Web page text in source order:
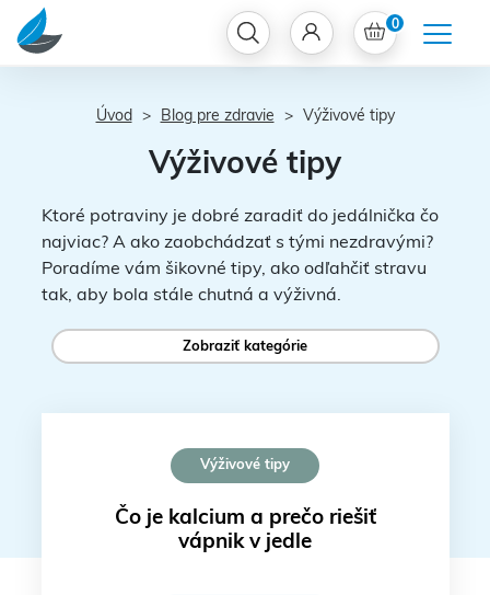
0
Úvod Blog pre zdravie Výživové tipy
Výživové tipy
Ktoré potraviny je dobré zaradiť do jedálnička čo
najviac? A ako zaobchádzať s tými nezdravými?
Poradíme vám šikovné tipy, ako odľahčiť stravu
tak, aby bola stále chutná a výživná.
Zobraziť kategórie
Výživové tipy
Čo je kalcium a prečo riešiť
vápnik v jedle